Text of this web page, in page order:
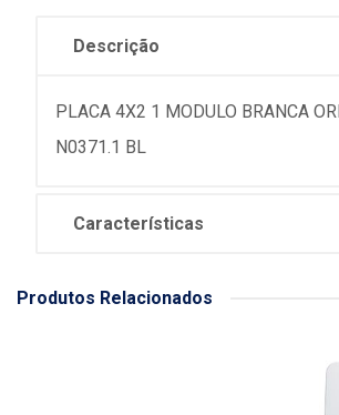
Descrição
PLACA 4X2 1 MODULO BRANCA
N0371.1 BL
Características
Produtos Relacionados